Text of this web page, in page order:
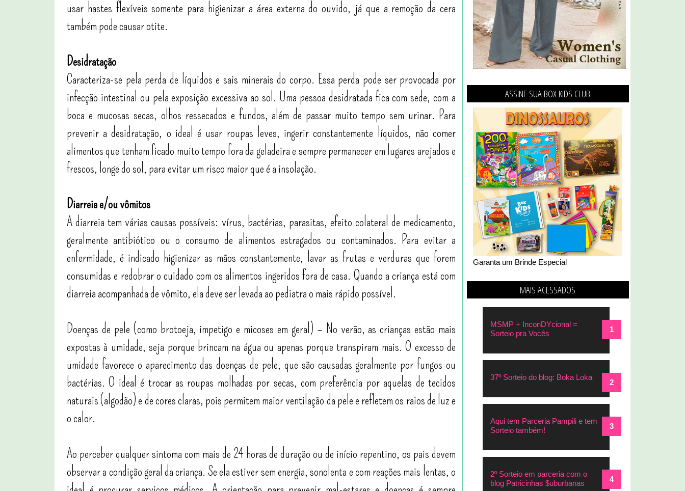
usar hastes flexíveis somente para higienizar a área externa do ouvido, já que a remoção da cera
também pode causar otite.
Desidratação
Caracteriza-se pela perda de líquidos e sais minerais do corpo. Essa perda pode ser provocada por
infecção intestinal ou pela exposição excessiva ao sol. Uma pessoa desidratada fica com sede, com a
boca e mucosas secas, olhos ressecados e fundos, além de passar muito tempo sem urinar. Para
prevenir a desidratação, o ideal é usar roupas leves, ingerir constantemente líquidos, não comer
alimentos que tenham ficado muito tempo fora da geladeira e sempre permanecer em lugares arejados e
frescos, longe do sol, para evitar um risco maior que é a insolação.
Diarreia e/ou vômitos
A diarreia tem várias causas possíveis: vírus, bactérias, parasitas, efeito colateral de medicamento,
geralmente antibiótico ou o consumo de alimentos estragados ou contaminados. Para evitar a
enfermidade, é indicado higienizar as mãos constantemente, lavar as frutas e verduras que forem
consumidas e redobrar o cuidado com os alimentos ingeridos fora de casa. Quando a criança está com
diarreia acompanhada de vômito, ela deve ser levada ao pediatra o mais rápido possível.
Doenças de pele (como brotoeja, impetigo e micoses em geral) – No verão, as crianças estão mais
expostas à umidade, seja porque brincam na água ou apenas porque transpiram mais. O excesso de
umidade favorece o aparecimento das doenças de pele, que são causadas geralmente por fungos ou
bactérias. O ideal é trocar as roupas molhadas por secas, com preferência por aquelas de tecidos
naturais (algodão) e de cores claras, pois permitem maior ventilação da pele e refletem os raios de luz e
o calor.
Ao perceber qualquer sintoma com mais de 24 horas de duração ou de início repentino, os pais devem
observar a condição geral da criança. Se ela estiver sem energia, sonolenta e com reações mais lentas, o
ASSINE SUA BOX KIDS CLUB
Garanta um Brinde Especial
MAIS ACESSADOS
MSMP + InconDYcional =
Sorteio pra Vocês
37º Sorteio do blog: Boka Loka
Aqui tem Parceria Pampili e tem
Sorteio também!
2º Sorteio em parceria com o
blog Patricinhas $uburbanas